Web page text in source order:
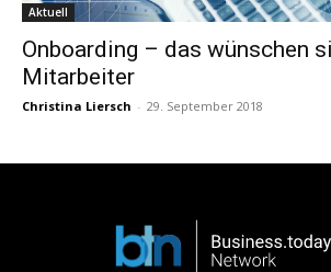
Aktuell
Onboarding – das wünschen
Mitarbeiter
Christina Liersch - 29. September 2018